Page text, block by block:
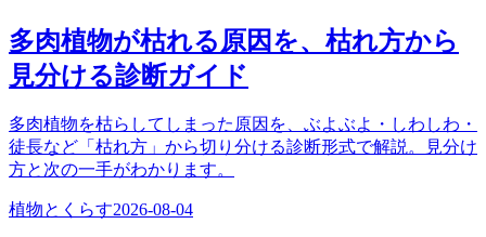
多肉植物が枯れる原因を、枯れ方から
見分ける診断ガイド
多肉植物を枯らしてしまった原因を、ぶよぶよ・しわしわ・
徒長など「枯れ方」から切り分ける診断形式で解説。見分け
方と次の一手がわかります。
植物とくらす2026-08-04